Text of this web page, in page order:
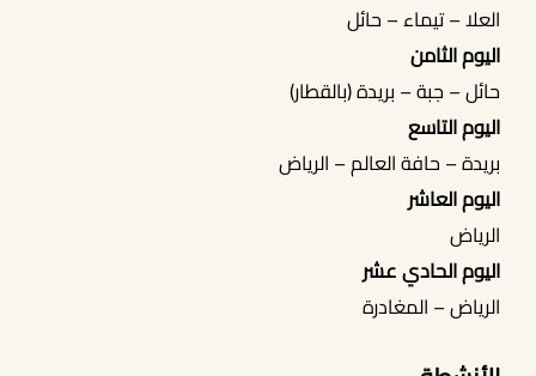
العلا – تيماء – حائل
اليوم الثامن
حائل – جبة – بريدة (بالقطار)
اليوم التاسع
بريدة – حافة العالم – الرياض
اليوم العاشر
الرياض
اليوم الحادي عشر
الرياض – المغادرة